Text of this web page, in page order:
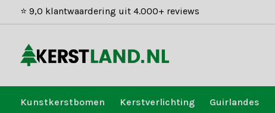
⭐ 9,0 klantwaardering uit 4.000+ reviews
Kunstkerstbomen Kerstverlichting Guirlandes